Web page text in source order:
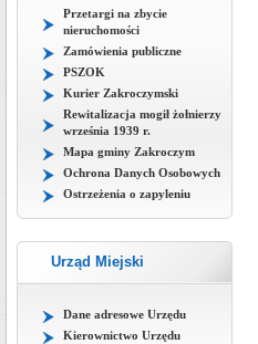
Przetargi na zbycie
nieruchomości
Zamówienia publiczne
PSZOK
Kurier Zakroczymski
Rewitalizacja mogił żołnierzy
września 1939 r.
Mapa gminy Zakroczym
Ochrona Danych Osobowych
Ostrzeżenia o zapyleniu
Urząd Miejski
Dane adresowe Urzędu
Kierownictwo Urzędu